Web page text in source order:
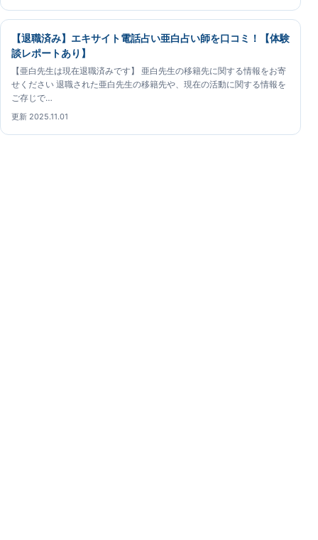
【退職済み】エキサイト電話占い亜白占い師を口コミ！【体験
談レポートあり】
【亜白先生は現在退職済みです】 亜白先生の移籍先に関する情報をお寄
せください 退職された亜白先生の移籍先や、現在の活動に関する情報を
ご存じで…
更新 2025.11.01